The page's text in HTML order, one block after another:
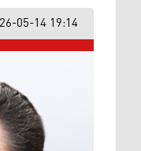
05-14 19:14